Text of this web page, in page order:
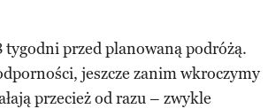
tygodni przed planowaną podróżą.
jeszcze zanim wkroczymy
przecież od razu – zwykle